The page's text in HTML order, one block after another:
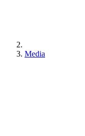
Media